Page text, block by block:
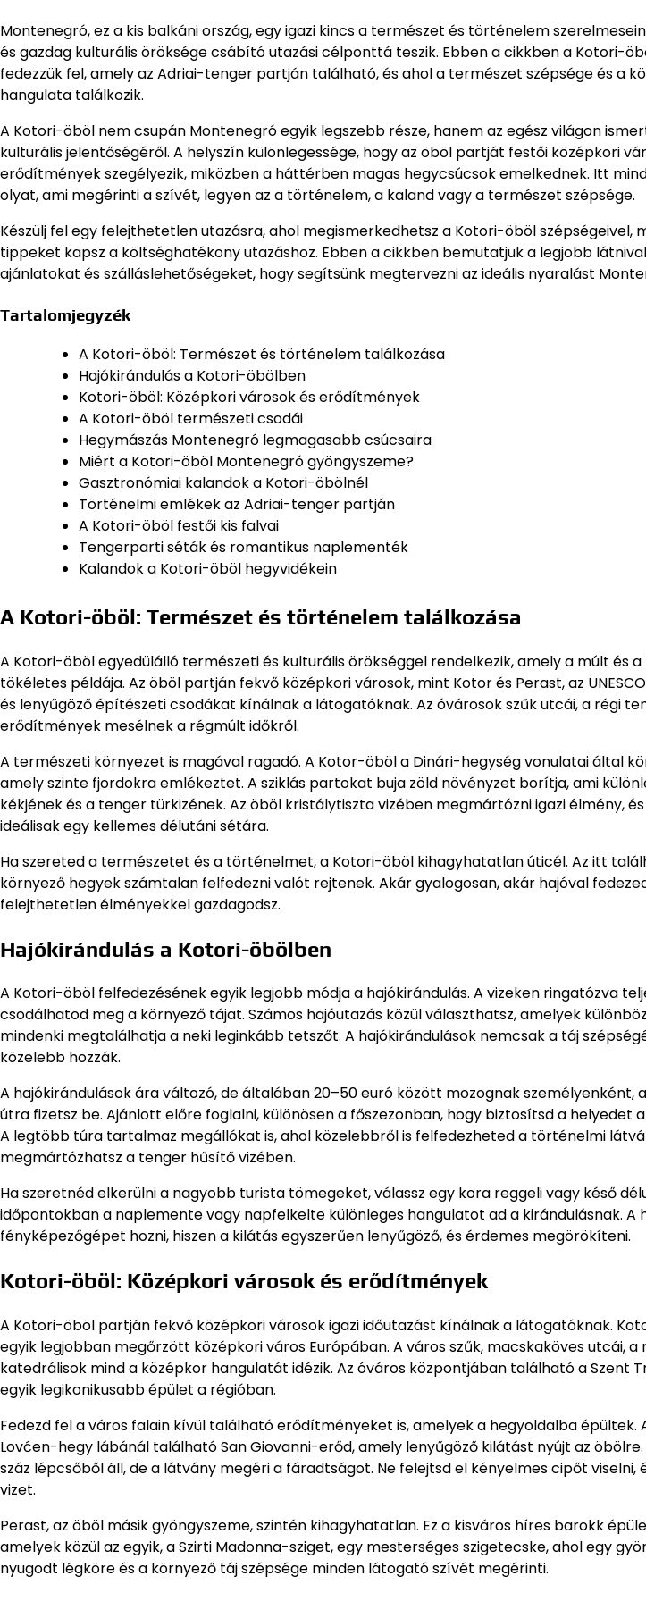
Montenegró, ez a kis balkáni ország, egy igazi kincs a természet és történelem
és gazdag kulturális öröksége csábító utazási célponttá teszik. Ebben a cikkben a Kotori-
fedezzük fel, amely az Adriai-tenger partján található, és ahol a természet szépsége és a
hangulata találkozik.
A Kotori-öböl nem csupán Montenegró egyik legszebb része, hanem az egész világon
kulturális jelentőségéről. A helyszín különlegessége, hogy az öböl partját festői középkori
erődítmények szegélyezik, miközben a háttérben magas hegycsúcsok emelkednek. Itt
olyat, ami megérinti a szívét, legyen az a történelem, a kaland vagy a természet szépsége.
Készülj fel egy felejthetetlen utazásra, ahol megismerkedhetsz a Kotori-öböl szépségeivel,
tippeket kapsz a költséghatékony utazáshoz. Ebben a cikkben bemutatjuk a legjobb
ajánlatokat és szálláslehetőségeket, hogy segítsünk megtervezni az ideális nyaralást
Tartalomjegyzék
A Kotori-öböl: Természet és történelem találkozása
Hajókirándulás a Kotori-öbölben
Kotori-öböl: Középkori városok és erődítmények
A Kotori-öböl természeti csodái
Hegymászás Montenegró legmagasabb csúcsaira
Miért a Kotori-öböl Montenegró gyöngyszeme?
Gasztronómiai kalandok a Kotori-öbölnél
Történelmi emlékek az Adriai-tenger partján
A Kotori-öböl festői kis falvai
Tengerparti séták és romantikus naplementék
Kalandok a Kotori-öböl hegyvidékein
A Kotori-öböl: Természet és történelem találkozása
A Kotori-öböl egyedülálló természeti és kulturális örökséggel rendelkezik, amely a múlt és
tökéletes példája. Az öböl partján fekvő középkori városok, mint Kotor és Perast, az
és lenyűgöző építészeti csodákat kínálnak a látogatóknak. Az óvárosok szűk utcái, a régi
erődítmények mesélnek a régmúlt időkről.
A természeti környezet is magával ragadó. A Kotor-öböl a Dinári-hegység vonulatai által
amely szinte fjordokra emlékeztet. A sziklás partokat buja zöld növényzet borítja, ami
kékjének és a tenger türkizének. Az öböl kristálytiszta vizében megmártózni igazi élmény,
ideálisak egy kellemes délutáni sétára.
Ha szereted a természetet és a történelmet, a Kotori-öböl kihagyhatatlan úticél. Az itt
környező hegyek számtalan felfedezni valót rejtenek. Akár gyalogosan, akár hajóval
felejthetetlen élményekkel gazdagodsz.
Hajókirándulás a Kotori-öbölben
A Kotori-öböl felfedezésének egyik legjobb módja a hajókirándulás. A vizeken ringatózva
csodálhatod meg a környező tájat. Számos hajóutazás közül választhatsz, amelyek
mindenki megtalálhatja a neki leginkább tetszőt. A hajókirándulások nemcsak a táj
közelebb hozzák.
A hajókirándulások ára változó, de általában 20–50 euró között mozognak személyenként,
útra fizetsz be. Ajánlott előre foglalni, különösen a főszezonban, hogy biztosítsd a helyedet
A legtöbb túra tartalmaz megállókat is, ahol közelebbről is felfedezheted a történelmi
megmártózhatsz a tenger hűsítő vizében.
Ha szeretnéd elkerülni a nagyobb turista tömegeket, válassz egy kora reggeli vagy késő
időpontokban a naplemente vagy napfelkelte különleges hangulatot ad a kirándulásnak. A
fényképezőgépet hozni, hiszen a kilátás egyszerűen lenyűgöző, és érdemes megörökíteni.
Kotori-öböl: Középkori városok és erődítmények
A Kotori-öböl partján fekvő középkori városok igazi időutazást kínálnak a látogatóknak.
egyik legjobban megőrzött középkori város Európában. A város szűk, macskaköves utcái,
katedrálisok mind a középkor hangulatát idézik. Az óváros központjában található a Szent
egyik legikonikusabb épület a régióban.
Fedezd fel a város falain kívül található erődítményeket is, amelyek a hegyoldalba épültek.
Lovćen-hegy lábánál található San Giovanni-erőd, amely lenyűgöző kilátást nyújt az
száz lépcsőből áll, de a látvány megéri a fáradtságot. Ne felejtsd el kényelmes cipőt viselni,
vizet.
Perast, az öböl másik gyöngyszeme, szintén kihagyhatatlan. Ez a kisváros híres barokk
amelyek közül az egyik, a Szirti Madonna-sziget, egy mesterséges szigetecske, ahol egy
nyugodt légköre és a környező táj szépsége minden látogató szívét megérinti.